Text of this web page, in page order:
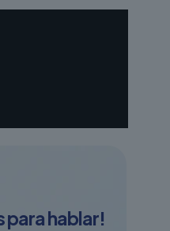
para hablar!